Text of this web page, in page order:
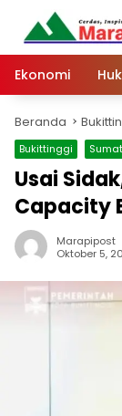
Langsung
konten
Ekonomi
Beranda
Bukittinggi
Usai
Capacity
Marapipost
Oktober 5,